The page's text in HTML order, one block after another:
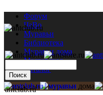
Форум
ЧаВо
Муравьи
Библиотека
Муравьи дома
Мастерская
Каталог
antclub.ru